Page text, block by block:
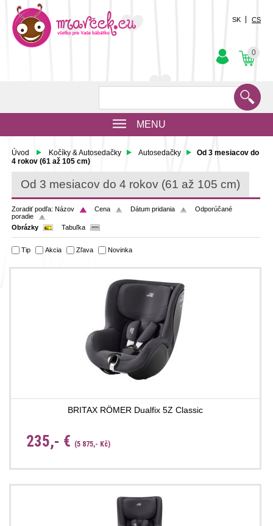
0
SK CS
MENU
Úvod Kočíky & Autosedačky Autosedačky
Od 3 mesiacov do
4 rokov (61 až 105 cm)
Od 3 mesiacov do 4 rokov (61 až 105 cm)
Zoradiť podľa: Názov Cena Dátum pridania
Odporúčané
poradie
Obrázky
Tabuľka
Tip Akcia Zľava Novinka
BRITAX RÖMER Dualfix 5Z Classic
235,- € (5 875,- Kč)